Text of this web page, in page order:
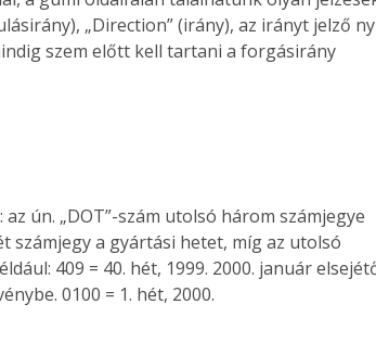
a
„Direction” (irány), az irányt jelző
szem előtt kell tartani a forgásirány
ún. „DOT”-szám utolsó három számjegye
számjegy a gyártási hetet, míg az utolsó
409 = 40. hét, 1999. 2000. január
0100 = 1. hét, 2000.